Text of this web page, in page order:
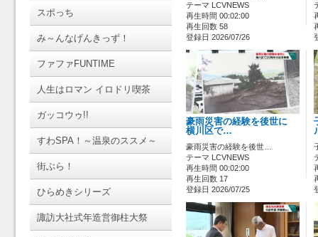
スポっち
み～んなげんきっず！
ファファFUNTIME
人生はロマン イロドリ喫茶
ガッコウゥ!!
すわSPA！～温泉のススメ～
街ぶら！
ひらめきシリーズ
諏訪大社式年造営御柱大祭
テーマ LCVNEWS
再生時間 00:02:00
再生回数 58
登録日 2026/07/26
豪雨災害の経験を後世に
横川区で…
豪雨災害の経験を後世…
テーマ LCVNEWS
再生時間 00:02:00
再生回数 17
登録日 2026/07/25